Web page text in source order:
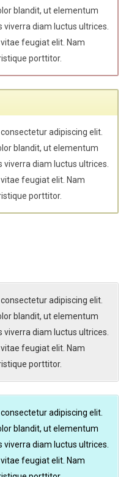
blandit, ut elementum
viverra diam luctus ultrices.
feugiat elit. Nam
porttitor.
adipiscing elit.
blandit, ut elementum
viverra diam luctus ultrices.
feugiat elit. Nam
porttitor.
adipiscing elit.
blandit, ut elementum
viverra diam luctus ultrices.
feugiat elit. Nam
porttitor.
adipiscing elit.
blandit, ut elementum
viverra diam luctus ultrices.
feugiat elit. Nam